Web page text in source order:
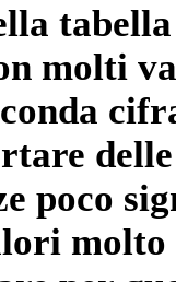
molti
poco